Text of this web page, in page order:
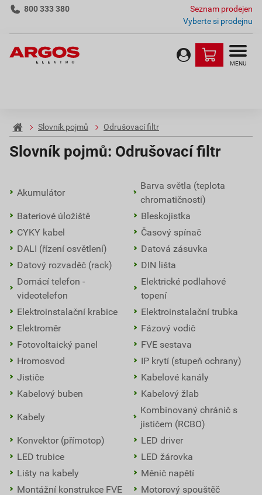
800 333 380
Seznam prodejen
Vyberte si prodejnu
MENU
Slovník pojmů Odrušovací filtr
Slovník pojmů: Odrušovací filtr
Akumulátor
Barva světla (teplota
chromatičnosti)
Bateriové úložiště
Bleskojistka
CYKY kabel
Časový spínač
DALI (řízení osvětlení)
Datová zásuvka
Datový rozvaděč (rack)
DIN lišta
Domácí telefon -
videotelefon
Elektrické podlahové
topení
Elektroinstalační krabice
Elektroinstalační trubka
Elektroměr
Fázový vodič
Fotovoltaický panel
FVE sestava
Hromosvod
IP krytí (stupeň ochrany)
Jističe
Kabelové kanály
Kabelový buben
Kabelový žlab
Kabely
Kombinovaný chránič s
jističem (RCBO)
Konvektor (přímotop)
LED driver
LED trubice
LED žárovka
Lišty na kabely
Měnič napětí
Montážní konstrukce FVE
Motorový spouštěč